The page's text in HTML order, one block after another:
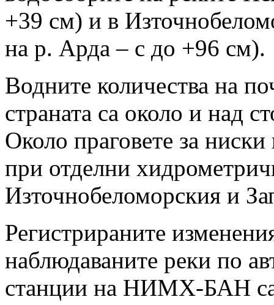
+39 см) и в
на р. Арда – с до +96 см).
Водните количества на
страната са около и над
Около праговете за
при отделни
Източнобеломорския и
Регистрираните
наблюдаваните реки по
станции на НИМХ-БАН